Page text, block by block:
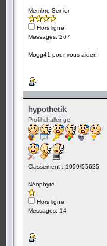
Membre Senior
Hors ligne
Messages: 267
Mogg41 pour vous aider!
hypothetik
Profil challenge
Classement : 1059/55625
Néophyte
Hors ligne
Messages: 14